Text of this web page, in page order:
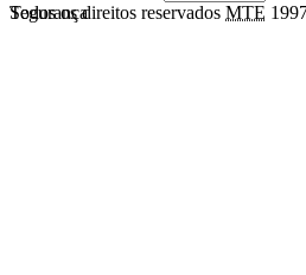
Segurança
Todos os direitos reservados MTE